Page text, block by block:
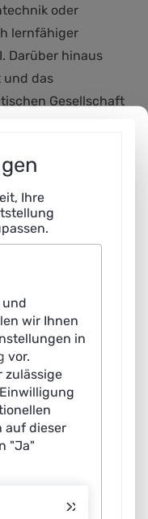
oder
lernfähiger
Darüber hinaus
und das
Gesellschaft
der
für die künftige
Unternehmen als
daher seine
KI
Souveränität
Co-Vorsitzende
Bär,
und
der Plattform
“Wir wollen vorne
und die
Wissenschaft
Ihre
und
wir Ihnen
in
vor.
zulässige
auf dieser
"Ja"